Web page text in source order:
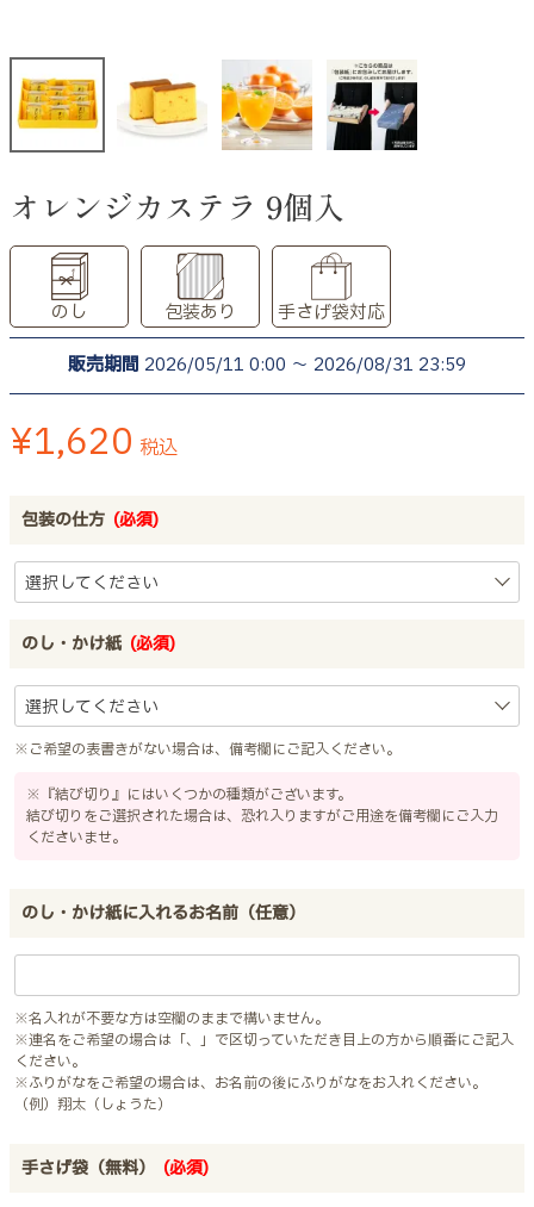
オレンジカステラ 9個入
のし 包装あり
手さげ袋対応
販売期間 2026/05/11 0:00 〜 2026/08/31 23:59
¥1,620 税込
包装の仕方 (必須)
のし・かけ紙 (必須)
※ご希望の表書きがない場合は、備考欄にご記入ください。
※『結び切り』にはいくつかの種類がございます。
結び切りをご選択された場合は、恐れ入りますがご用途を備考欄にご入力
くださいませ。
のし・かけ紙に入れるお名前（任意）
※名入れが不要な方は空欄のままで構いません。
※連名をご希望の場合は「、」で区切っていただき目上の方から順番にご記入
ください。
※ふりがなをご希望の場合は、お名前の後にふりがなをお入れください。
（例）翔太（しょうた）
手さげ袋（無料） (必須)